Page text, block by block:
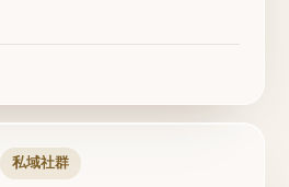
私域社群